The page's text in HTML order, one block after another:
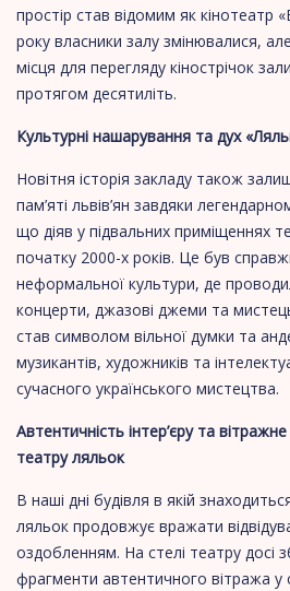
простір став відомим як кінотеатр
року власники залу змінювалися,
місця для перегляду кінострічок
протягом десятиліть.
​Культурні нашарування та дух
​Новітня історія закладу також
пам’яті львів’ян завдяки
що діяв у підвальних приміщеннях
початку 2000-х років. Це був
неформальної культури, де
концерти, джазові джеми та
став символом вільної думки та
музикантів, художників та
сучасного українського мистецтва.
​Автентичність інтер’єру та
театру ляльок
​В наші дні будівля в якій
ляльок продовжує вражати
оздобленням. На стелі театру досі
фрагменти автентичного вітража у